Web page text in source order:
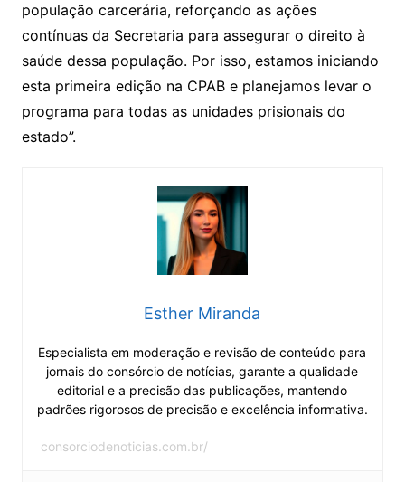
população carcerária, reforçando as ações
contínuas da Secretaria para assegurar o direito à
saúde dessa população. Por isso, estamos iniciando
esta primeira edição na CPAB e planejamos levar o
programa para todas as unidades prisionais do
estado”.
Esther Miranda
Especialista em moderação e revisão de conteúdo para
jornais do consórcio de notícias, garante a qualidade
editorial e a precisão das publicações, mantendo
padrões rigorosos de precisão e excelência informativa.
consorciodenoticias.com.br/